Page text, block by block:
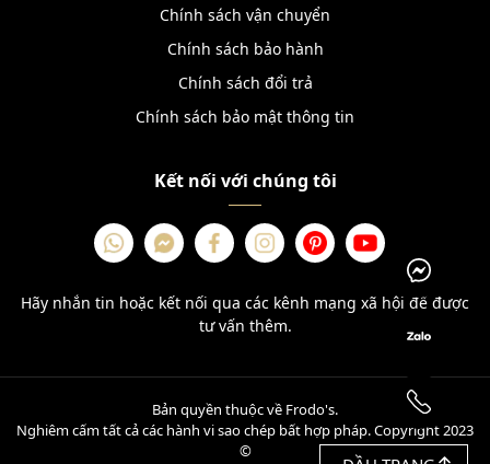
Chính sách vận chuyển
Chính sách bảo hành
Chính sách đổi trả
Chính sách bảo mật thông tin
Kết nối với chúng tôi
Hãy nhắn tin hoặc kết nối qua các kênh mạng xã hội để được
tư vấn thêm.
Bản quyền thuộc về Frodo's.
Nghiêm cấm tất cả các hành vi sao chép bất hợp pháp. Copyright 2023
©